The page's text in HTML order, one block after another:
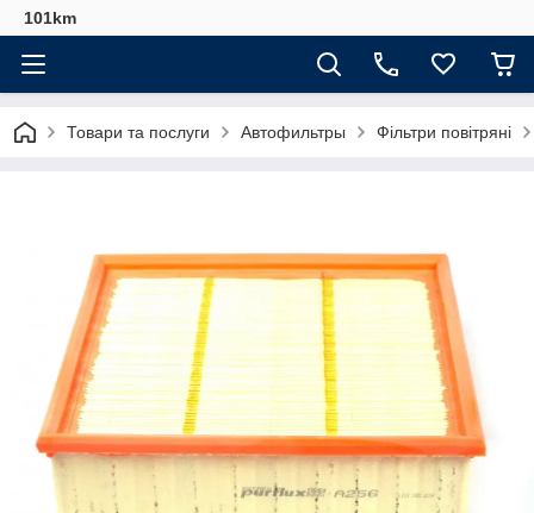
101km
Товари та послуги Автофильтры Фільтри повітряні